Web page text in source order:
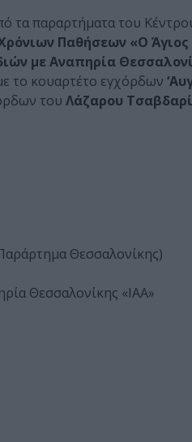
τα παραρτήματα του
Παθήσεων «Ο
με Αναπηρία
το κουαρτέτο εγχόρδων
του Λάζαρου
Θεσσαλονίκης)
Θεσσαλονίκης «ΙΑΑ»